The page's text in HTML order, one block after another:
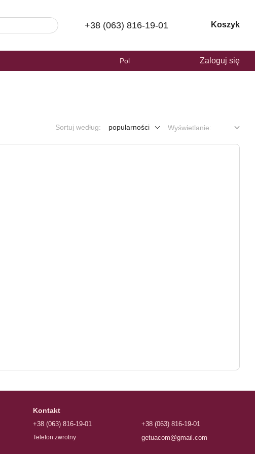
+38 (063) 816-19-01 Koszyk
Pol Zaloguj się
Sortuj według: popularności Wyświetlanie:
Kontakt
+38 (063) 816-19-01
Telefon zwrotny
+38 (063) 816-19-01
getuacom@gmail.com